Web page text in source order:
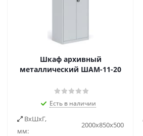
Шкаф архивный
металлический ШАМ-11-20
Есть в наличии
ВxШxГ,
мм:
2000х850х500